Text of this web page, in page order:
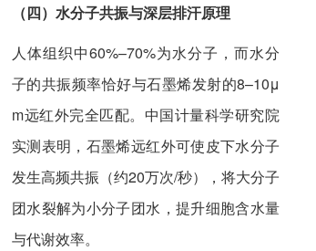
（四） 水分子共振与深层排汗原理
人体组织中60%–70%为水分子，而水分
子的共振频率恰好与石墨烯发射的8–10μ
m远红外完全匹配。中国计量科学研究院
实测表明，石墨烯远红外可使皮下水分子
发生高频共振（约20万次/秒），将大分子
团水裂解为小分子团水，提升细胞含水量
与代谢效率。